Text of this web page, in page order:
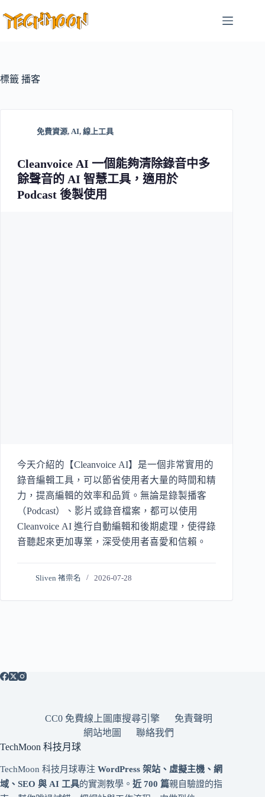
至
容
標籤 播客
免費資源, AI, 線上工具
Cleanvoice AI 一個能夠清除錄音中多
餘聲音的 AI 智慧工具，適用於
Podcast 後製使用
今天介紹的【Cleanvoice AI】是一個非常實用的
錄音編輯工具，可以節省使用者大量的時間和精
力，提高編輯的效率和品質。無論是錄製播客
（Podcast）、影片或錄音檔案，都可以使用
Cleanvoice AI 進行自動編輯和後期處理，使得錄
音聽起來更加專業，深受使用者喜愛和信賴。
Sliven 褚崇名 2026-07-28
CC0 免費線上圖庫搜尋引擎
免責聲明
網站地圖
聯絡我們
TechMoon 科技月球
TechMoon 科技月球專注 WordPress 架站、虛擬主機、網
域、SEO 與 AI 工具的實測教學。 近 700 篇親自驗證的指